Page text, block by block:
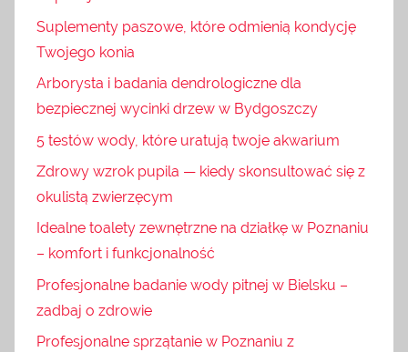
Suplementy paszowe, które odmienią kondycję
Twojego konia
Arborysta i badania dendrologiczne dla
bezpiecznej wycinki drzew w Bydgoszczy
5 testów wody, które uratują twoje akwarium
Zdrowy wzrok pupila — kiedy skonsultować się z
okulistą zwierzęcym
Idealne toalety zewnętrzne na działkę w Poznaniu
– komfort i funkcjonalność
Profesjonalne badanie wody pitnej w Bielsku –
zadbaj o zdrowie
Profesjonalne sprzątanie w Poznaniu z